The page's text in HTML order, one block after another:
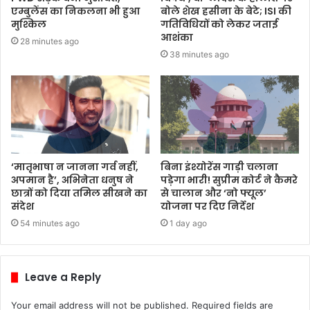
एम्बुलेंस का निकलना भी हुआ
मुश्किल
28 minutes ago
बोले शेख हसीना के बेटे; ISI की
गतिविधियों को लेकर जताई
आशंका
38 minutes ago
‘मातृभाषा न जानना गर्व नहीं,
अपमान है’, अभिनेता धनुष ने
छात्रों को दिया तमिल सीखने का
संदेश
54 minutes ago
बिना इंश्योरेंस गाड़ी चलाना
पड़ेगा भारी! सुप्रीम कोर्ट ने कैमरे
से चालान और ‘नो फ्यूल’
योजना पर दिए निर्देश
1 day ago
Leave a Reply
Your email address will not be published. Required fields are